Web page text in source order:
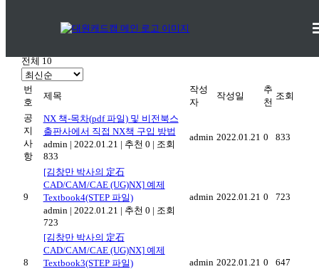
전체 10
번
호
제목
작성
자
작성일
추
천
조회
공
지
사
항
NX 책-목차(pdf 파일) 및 비전북스
출판사에서 직접 NX책 구입 방법
admin | 2022.01.21 | 추천 0 | 조회
833
admin 2022.01.21 0 833
9
[김창만 박사의 定石
CAD/CAM/CAE (UG)NX] 예제
Textbook4(STEP 파일)
admin | 2022.01.21 | 추천 0 | 조회
723
admin 2022.01.21 0 723
8
[김창만 박사의 定石
CAD/CAM/CAE (UG)NX] 예제
Textbook3(STEP 파일)
admin 2022.01.21 0 647